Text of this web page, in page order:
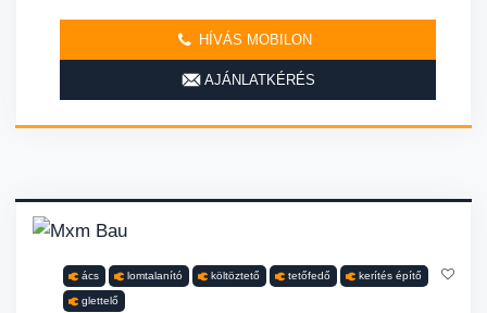
HÍVÁS MOBILON
AJÁNLATKÉRÉS
ács lomtalanító költöztető tetőfedő kerítés építő
glettelő